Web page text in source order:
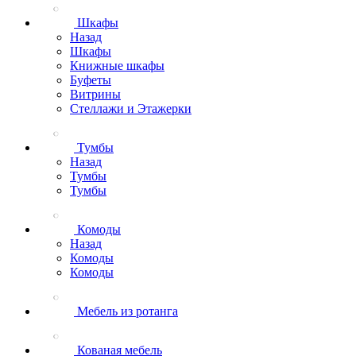
Шкафы
Назад
Шкафы
Книжные шкафы
Буфеты
Витрины
Стеллажи и Этажерки
Тумбы
Назад
Тумбы
Тумбы
Комоды
Назад
Комоды
Комоды
Мебель из ротанга
Кованая мебель